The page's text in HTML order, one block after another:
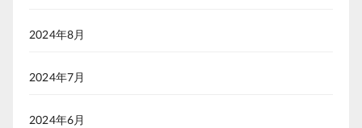
2024年8月
2024年7月
2024年6月